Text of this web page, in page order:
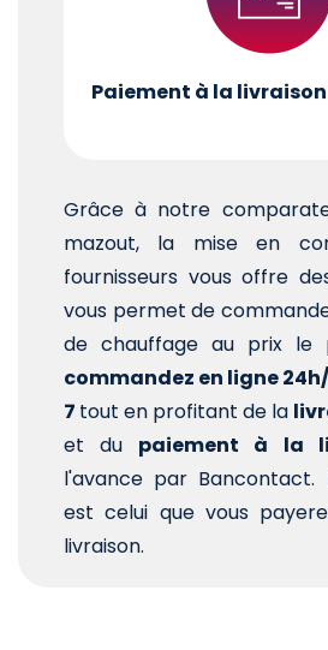
Paiement à la
Grâce à notre
mazout, la mise en
fournisseurs vous offre
vous permet de
de chauffage au prix le
commandez en ligne
7 tout en profitant de la
et du paiement à la
l'avance par Bancontact.
est celui que vous
livraison.